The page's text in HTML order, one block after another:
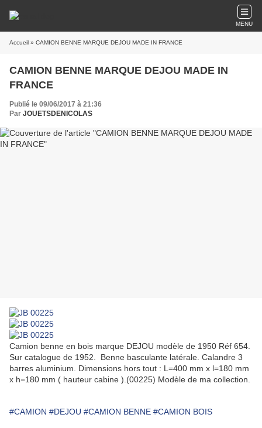
MENU
Accueil » CAMION BENNE MARQUE DEJOU MADE IN FRANCE
CAMION BENNE MARQUE DEJOU MADE IN
FRANCE
Publié le 09/06/2017 à 21:36
Par JOUETSDENICOLAS
Camion benne en bois marque DEJOU modèle de 1950 Réf 654.
Sur catalogue de 1952. Benne basculante latérale. Calandre 3
barres aluminium. Dimensions hors tout : L=400 mm x l=180 mm
x h=180 mm ( hauteur cabine ).(00225) Modèle de ma collection.
#CAMION #DEJOU #CAMION BENNE #CAMION BOIS